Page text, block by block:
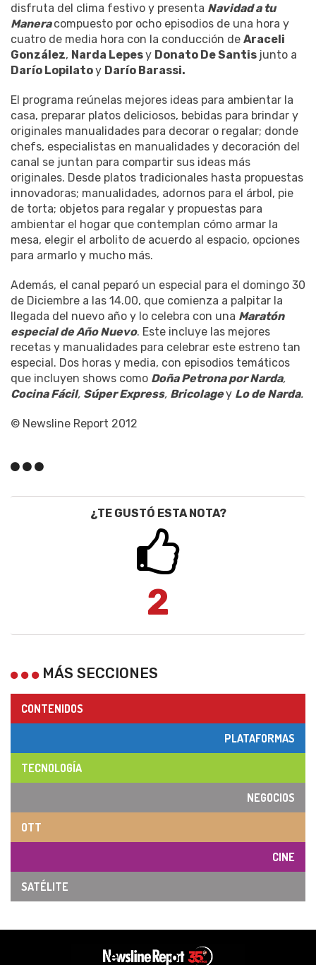
disfruta del clima festivo y presenta Navidad a tu
Maneracompuesto por ocho episodios de una hora y
cuatro de media hora con la conducción de Araceli
González, Narda Lepesy Donato De Santis junto a
Darío Lopilatoy Darío Barassi.
El programa reúnelas mejores ideas para ambientar la
casa, preparar platos deliciosos, bebidas para brindar y
originales manualidades para decorar o regalar; donde
chefs, especialistas en manualidades y decoración del
canal se juntan para compartir sus ideas más
originales. Desde platos tradicionales hasta propuestas
innovadoras; manualidades, adornos para el árbol, pie
de torta; objetos para regalar y propuestas para
ambientar el hogar que contemplan cómo armar la
mesa, elegir el arbolito de acuerdo al espacio, opciones
para armarlo y mucho más.
Además, el canal peparó un especial para el domingo 30
de Diciembre a las 14.00, que comienza a palpitar la
llegada del nuevo año y lo celebra con una Maratón
especial de Año Nuevo. Este incluye las mejores
recetas y manualidades para celebrar este estreno tan
especial. Dos horas y media, con episodios temáticos
que incluyen shows como Doña Petrona por Narda,
Cocina Fácil, Súper Express, Bricolagey Lo de Narda.
© Newsline Report 2012
¿TE GUSTÓ ESTA NOTA?
2
MÁS SECCIONES
CONTENIDOS
PLATAFORMAS
TECNOLOGÍA
NEGOCIOS
OTT
CINE
SATÉLITE